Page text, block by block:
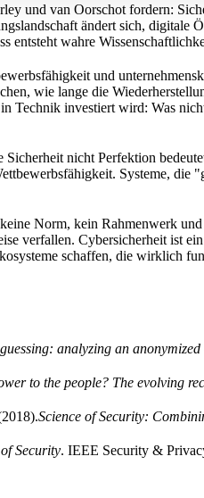
und van Oorschot fordern:
ändert sich, digitale
entsteht wahre
und
wie lange die
Technik investiert wird: Was
nicht Perfektion
Systeme,
Norm, kein Rahmenwerk
verfallen. Cybersicherheit ist
schaffen, die wirklich
analyzing an
to the people? The evolving
Science of Security:
Security. IEEE Security &